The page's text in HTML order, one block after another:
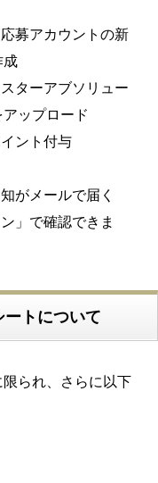
募アカウントの新
成
ターアブソリュー
ップロード
ント付与
がメールで届く
」で確認できま
トについて
られ、さらに以下